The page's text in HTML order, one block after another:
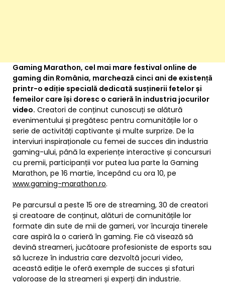
Gaming Marathon, cel mai mare festival online de
gaming din România, marchează cinci ani de existență
printr-o ediție specială dedicată susținerii fetelor și
femeilor care își doresc o carieră în industria jocurilor
video. Creatori de conținut cunoscuți se alătură
evenimentului și pregătesc pentru comunitățile lor o
serie de activități captivante și multe surprize. De la
interviuri inspiraționale cu femei de succes din industria
gaming-ului, până la experiențe interactive și concursuri
cu premii, participanții vor putea lua parte la Gaming
Marathon, pe 16 martie, începând cu ora 10, pe
www.gaming-marathon.ro.
Pe parcursul a peste 15 ore de streaming, 30 de creatori
și creatoare de conținut, alături de comunitățile lor
formate din sute de mii de gameri, vor încuraja tinerele
care aspiră la o carieră în gaming. Fie că visează să
devină streameri, jucătoare profesioniste de esports sau
să lucreze în industria care dezvoltă jocuri video,
această ediție le oferă exemple de succes și sfaturi
valoroase de la streameri și experți din industrie.